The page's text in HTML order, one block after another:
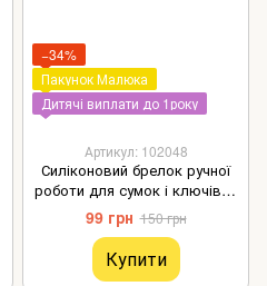
−34%
Пакунок Малюка
Дитячі виплати до 1року
Артикул: 102048
Силіконовий брелок ручної
роботи для сумок і ключів, з
машинкою червоний
99 грн 150 грн
Купити